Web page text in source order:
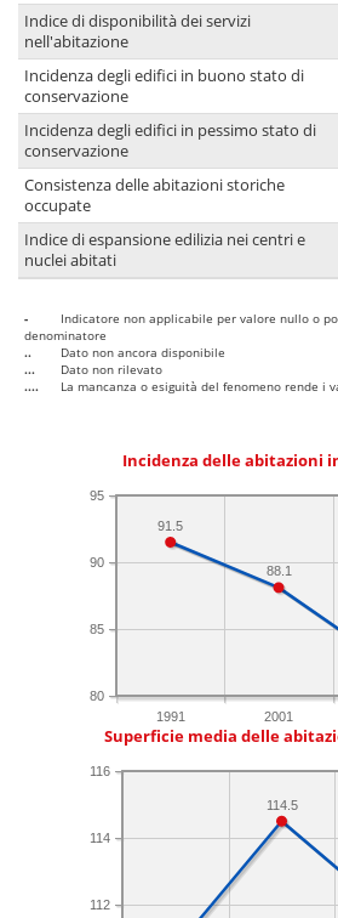
Indice di disponibilità dei servizi
nell'abitazione
Incidenza degli edifici in buono stato di
conservazione
Incidenza degli edifici in pessimo stato di
conservazione
Consistenza delle abitazioni storiche
occupate
Indice di espansione edilizia nei centri e
nuclei abitati
-
Indicatore non applicabile per valore nullo o
denominatore
..
Dato non ancora disponibile
...
Dato non rilevato
....
La mancanza o esiguità del fenomeno rende i
Incidenza delle abitazioni
1991 2001
80
85
90
95
88.1
91.5
Superficie media delle
112
114
116
114.5